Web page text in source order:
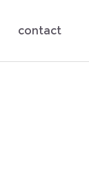
contact